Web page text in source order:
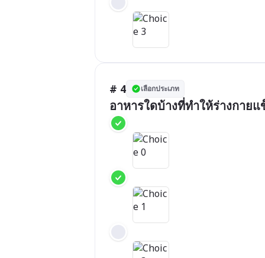
# 4 เลือกประเภท
อาหารใดบ้างที่ทำให้ร่างกายแ